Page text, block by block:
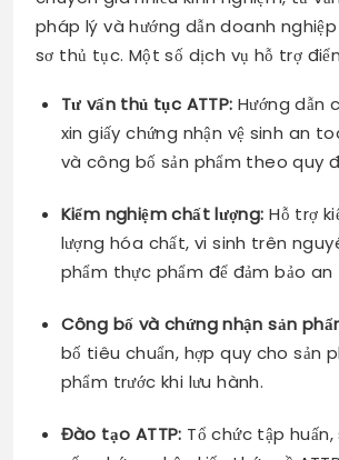
pháp lý và hướng dẫn doanh
sơ thủ tục. Một số dịch vụ hỗ trợ
Tư vấn thủ tục ATTP: Hướng dẫn
xin giấy chứng nhận vệ sinh an
và công bố sản phẩm theo quy
Kiểm nghiệm chất lượng: Hỗ trợ
lượng hóa chất, vi sinh trên
phẩm thực phẩm để đảm bảo
Công bố và chứng nhận sản
bố tiêu chuẩn, hợp quy cho sản
phẩm trước khi lưu hành.
Đào tạo ATTP: Tổ chức tập